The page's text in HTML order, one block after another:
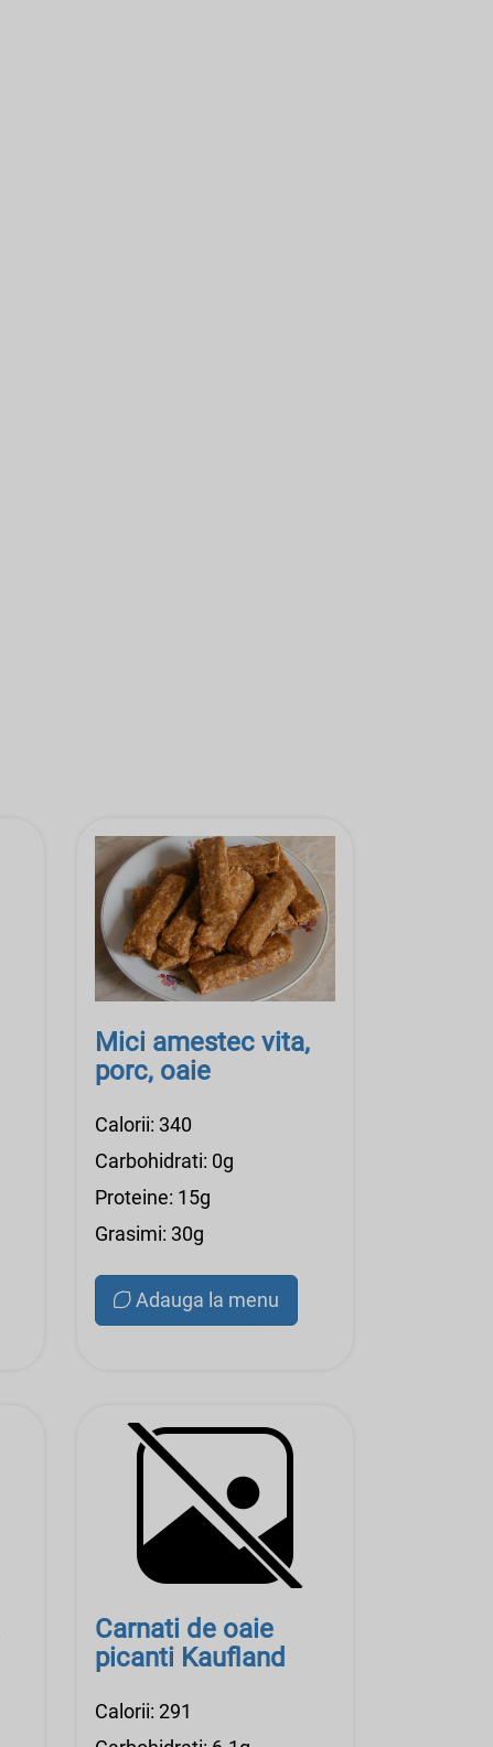
Mici amestec vita,
porc, oaie
Calorii: 340
Carbohidrati: 0g
Proteine: 15g
Grasimi: 30g
Adauga la menu
Carnati de oaie
picanti Kaufland
Calorii: 291